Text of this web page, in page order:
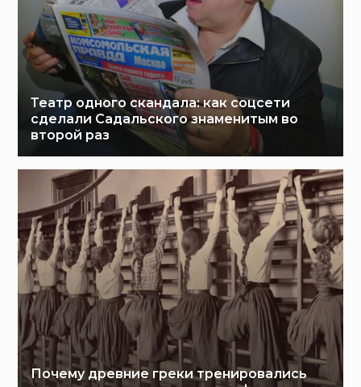
Театр одного скандала: как соцсети
сделали Садальского знаменитым во
второй раз
Почему древние греки тренировались